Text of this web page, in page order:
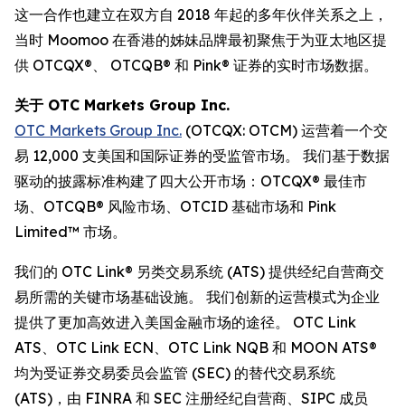
这一合作也建立在双方自 2018 年起的多年伙伴关系之上，
当时 Moomoo 在香港的姊妹品牌最初聚焦于为亚太地区提
供 OTCQX®、 OTCQB® 和 Pink® 证券的实时市场数据。
关于 OTC Markets Group Inc.
OTC Markets Group Inc. (OTCQX: OTCM) 运营着一个交
易 12,000 支美国和国际证券的受监管市场。 我们基于数据
驱动的披露标准构建了四大公开市场：OTCQX® 最佳市
场、OTCQB® 风险市场、OTCID 基础市场和 Pink
Limited™ 市场。
我们的 OTC Link® 另类交易系统 (ATS) 提供经纪自营商交
易所需的关键市场基础设施。 我们创新的运营模式为企业
提供了更加高效进入美国金融市场的途径。 OTC Link
ATS、OTC Link ECN、OTC Link NQB 和 MOON ATS®
均为受证券交易委员会监管 (SEC) 的替代交易系统
(ATS)，由 FINRA 和 SEC 注册经纪自营商、SIPC 成员